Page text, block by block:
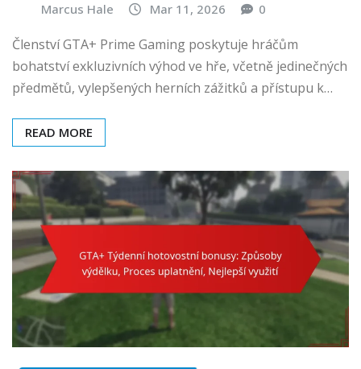
Marcus Hale Mar 11, 2026 0
Členství GTA+ Prime Gaming poskytuje hráčům
bohatství exkluzivních výhod ve hře, včetně jedinečných
předmětů, vylepšených herních zážitků a přístupu k…
READ MORE